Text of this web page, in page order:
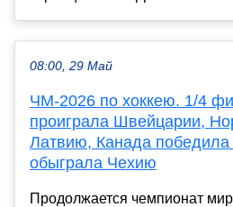
08:00, 29 Май
ЧМ-2026 по хоккею. 1/4
проиграла Швейцарии,
Латвию, Канада
обыграла Чехию
Продолжается чемпионат